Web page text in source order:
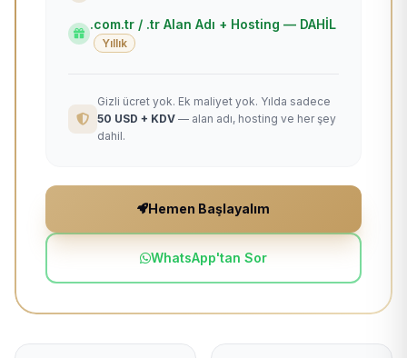
.com.tr / .tr Alan Adı + Hosting — DAHİL
Yıllık
Gizli ücret yok. Ek maliyet yok. Yılda sadece
50 USD + KDV — alan adı, hosting ve her şey
dahil.
Hemen Başlayalım
WhatsApp'tan Sor